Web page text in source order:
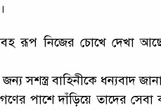
রূপ নিজের চোখে দেখা
সশস্ত্র বাহিনীকে ধন্যবাদ
পাশে দাঁড়িয়ে তাদের সেবা